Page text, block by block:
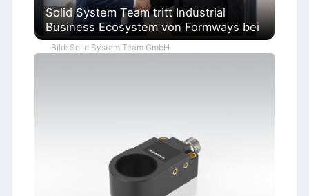
Solid System Team tritt Industrial
Business Ecosystem von Formways bei
Bild: Solid System Team GmbH